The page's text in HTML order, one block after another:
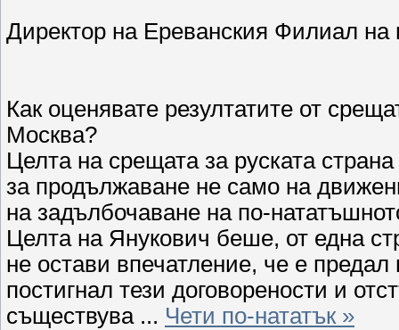
Директор на Ереванския Филиал
Как оценявате резултатите от
Москва?
Целта на срещата за руската
за продължаване не само на
на задълбочаване на по-
Целта на Янукович беше, от една
не остави впечатление, че е
постигнал тези договорености и
съществува ... Чети по-нататък »